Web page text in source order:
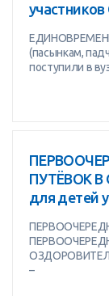
(пасынкам,
поступили в
ПУТЁВОК
для детей
–